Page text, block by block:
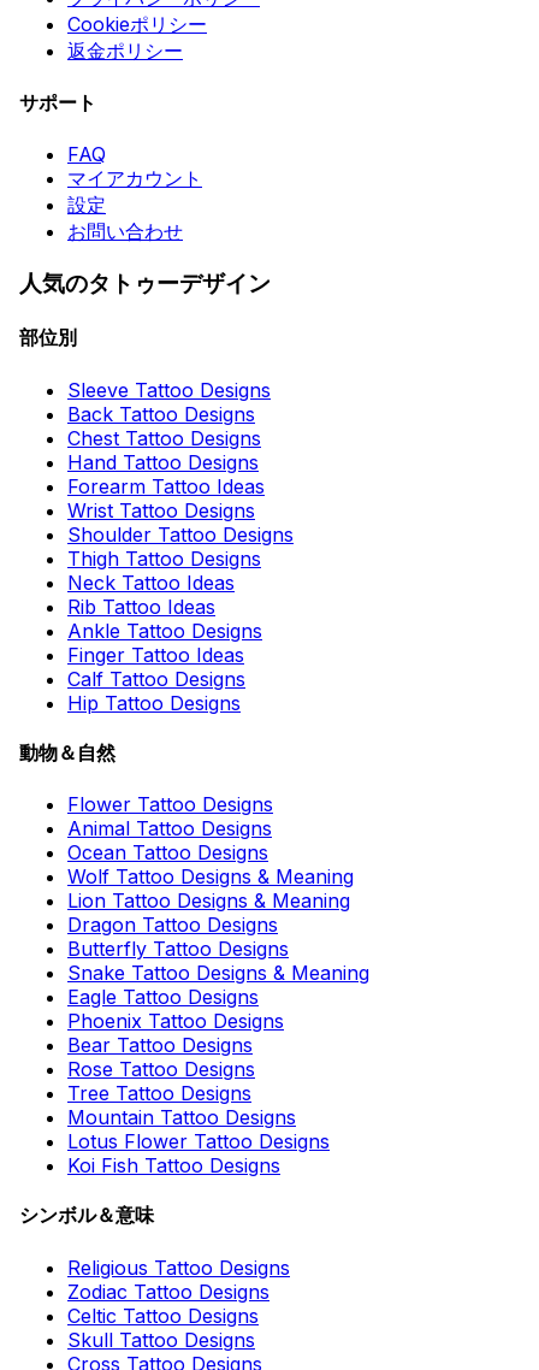
Cookieポリシー
返金ポリシー
サポート
FAQ
マイアカウント
設定
お問い合わせ
人気のタトゥーデザイン
部位別
Sleeve Tattoo Designs
Back Tattoo Designs
Chest Tattoo Designs
Hand Tattoo Designs
Forearm Tattoo Ideas
Wrist Tattoo Designs
Shoulder Tattoo Designs
Thigh Tattoo Designs
Neck Tattoo Ideas
Rib Tattoo Ideas
Ankle Tattoo Designs
Finger Tattoo Ideas
Calf Tattoo Designs
Hip Tattoo Designs
動物＆自然
Flower Tattoo Designs
Animal Tattoo Designs
Ocean Tattoo Designs
Wolf Tattoo Designs & Meaning
Lion Tattoo Designs & Meaning
Dragon Tattoo Designs
Butterfly Tattoo Designs
Snake Tattoo Designs & Meaning
Eagle Tattoo Designs
Phoenix Tattoo Designs
Bear Tattoo Designs
Rose Tattoo Designs
Tree Tattoo Designs
Mountain Tattoo Designs
Lotus Flower Tattoo Designs
Koi Fish Tattoo Designs
シンボル＆意味
Religious Tattoo Designs
Zodiac Tattoo Designs
Celtic Tattoo Designs
Skull Tattoo Designs
Cross Tattoo Designs